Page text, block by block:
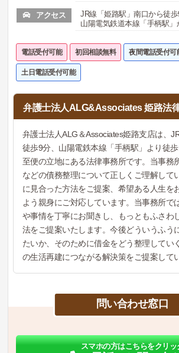
アクセス
JR線「姫路駅」南口から徒
山陽電気鉄道本線「手柄駅」
電話受付可能 初回相談無料 夜間電話受付可
土日電話受付可能
弁護士法人ALG&Associates 姫路法
弁護士法人ALG＆Associates姫路支店は、
徒歩9分、山陽電鉄本線「手柄駅」より徒
至便の立地にある法律事務所です。当事務
などの債務整理について正しくご理解して
に見合った方法をご提案、希望ある人生を
よう親身にご対応しています。当事務所で
や事情を丁寧にお聞きし、もっともふさわ
法をご提案いたします。今後どういうふう
たいか、そのために借金をどう整理してい
の生活再建につながる解決策をご提案して
問い合わせ窓口
スマホの方はこちらをクリッ